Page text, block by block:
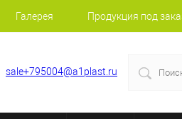
Галерея Продукция под
sale+795004@a1plast.ru